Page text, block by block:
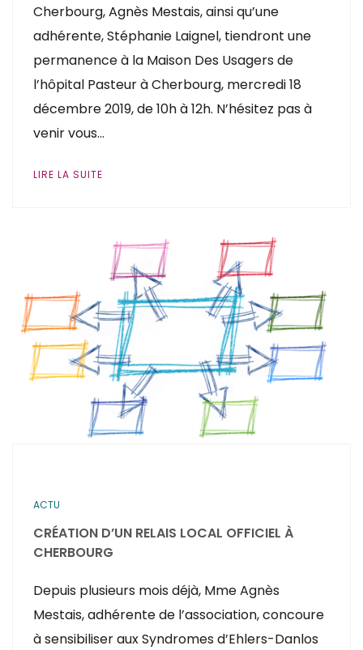
Cherbourg, Agnès Mestais, ainsi qu’une
adhérente, Stéphanie Laignel, tiendront une
permanence à la Maison Des Usagers de
l’hôpital Pasteur à Cherbourg, mercredi 18
décembre 2019, de 10h à 12h. N’hésitez pas à
venir vous…
LIRE LA SUITE
ACTU
CRÉATION D’UN RELAIS LOCAL OFFICIEL À
CHERBOURG
Depuis plusieurs mois déjà, Mme Agnès
Mestais, adhérente de l’association, concoure
à sensibiliser aux Syndromes d’Ehlers-Danlos